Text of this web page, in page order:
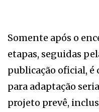
Somente após o
etapas, seguidas
publicação oficial, é
para adaptação
projeto prevê,